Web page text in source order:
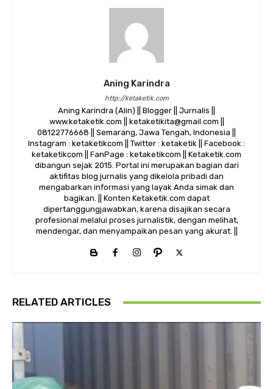
Aning Karindra
http://ketaketik.com
Aning Karindra (Alin) || Blogger || Jurnalis ||
www.ketaketik.com || ketaketikita@gmail.com ||
08122776668 || Semarang, Jawa Tengah, Indonesia ||
Instagram : ketaketikcom || Twitter : ketaketik || Facebook :
ketaketikcom || FanPage : ketaketikcom || Ketaketik.com
dibangun sejak 2015. Portal ini merupakan bagian dari
aktifitas blog jurnalis yang dikelola pribadi dan
mengabarkan informasi yang layak Anda simak dan
bagikan. || Konten Ketaketik.com dapat
dipertanggungjawabkan, karena disajikan secara
profesional melalui proses jurnalistik, dengan melihat,
mendengar, dan menyampaikan pesan yang akurat. ||
RELATED ARTICLES